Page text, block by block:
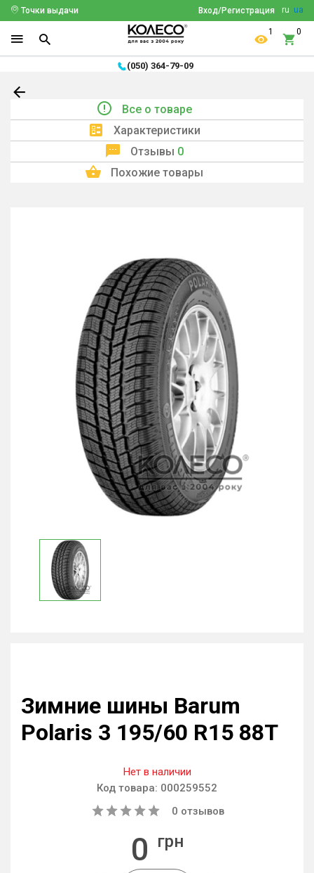
ru ua
Вход/Регистрация
Точки выдачи
1 0
(050) 364-79-09
Все о товаре
Характеристики
Отзывы 0
Похожие товары
Зимние шины Barum
Polaris 3 195/60 R15 88T
Нет в наличии
Код товара: 000259552
0 отзывов
0 грн